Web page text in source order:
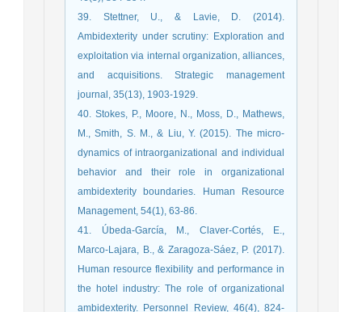
39. Stettner, U., & Lavie, D. (2014).
Ambidexterity under scrutiny: Exploration and
exploitation via internal organization, alliances,
and acquisitions. Strategic management
journal, 35(13), 1903-1929.
40. Stokes, P., Moore, N., Moss, D., Mathews,
M., Smith, S. M., & Liu, Y. (2015). The micro‐
dynamics of intraorganizational and individual
behavior and their role in organizational
ambidexterity boundaries. Human Resource
Management, 54(1), 63-86.
41. Úbeda-García, M., Claver-Cortés, E.,
Marco-Lajara, B., & Zaragoza-Sáez, P. (2017).
Human resource flexibility and performance in
the hotel industry: The role of organizational
ambidexterity. Personnel Review, 46(4), 824-